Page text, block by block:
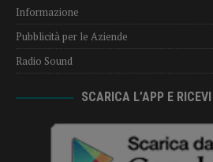
Informazione
Pubblicità per le Aziende
Radio Sound
SCARICA L’APP E